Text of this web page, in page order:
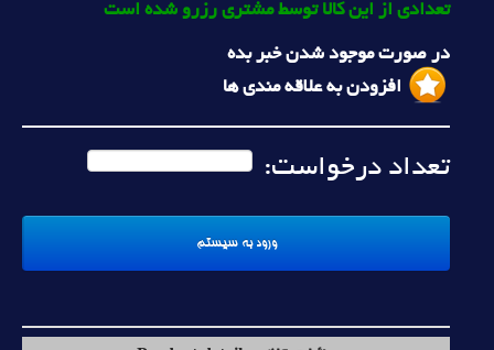
تعدادی از این کالا توسط مشتری رزرو شده است
در صورت موجود شدن خبر بده
افزودن به علاقه مندی ها
تعداد درخواست: